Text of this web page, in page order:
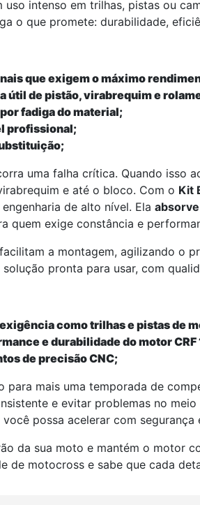
uso intenso em trilhas, pistas ou
o que promete: durabilidade,
que exigem o máximo
útil de pistão, virabrequim e
fadiga do material;
profissional;
uma falha crítica. Quando isso
e até o bloco. Com o Kit
de alto nível. Ela
quem exige constância e
a montagem, agilizando o
pronta para usar, com
como trilhas e pistas de
e durabilidade do motor CRF
de precisão CNC;
para mais uma temporada de
e evitar problemas no
possa acelerar com segurança
da sua moto e mantém o motor
de motocross e sabe que cada